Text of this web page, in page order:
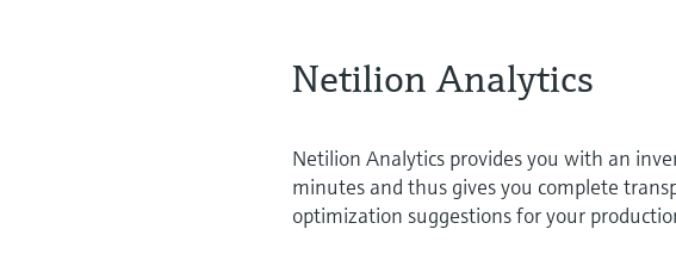
Netilion Analytics
Netilion Analytics provides you with an
minutes and thus gives you complete
optimization suggestions for your